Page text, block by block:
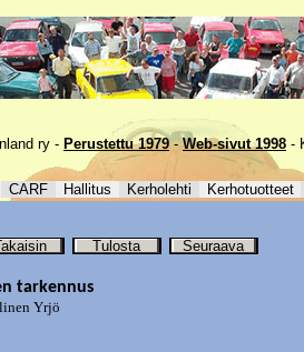
ry - Perustettu 1979-Web-sivut 1998 -
CARF Hallitus Kerholehti Kerhotuotteet
Tulosta Seuraava
tarkennus
Yrjö